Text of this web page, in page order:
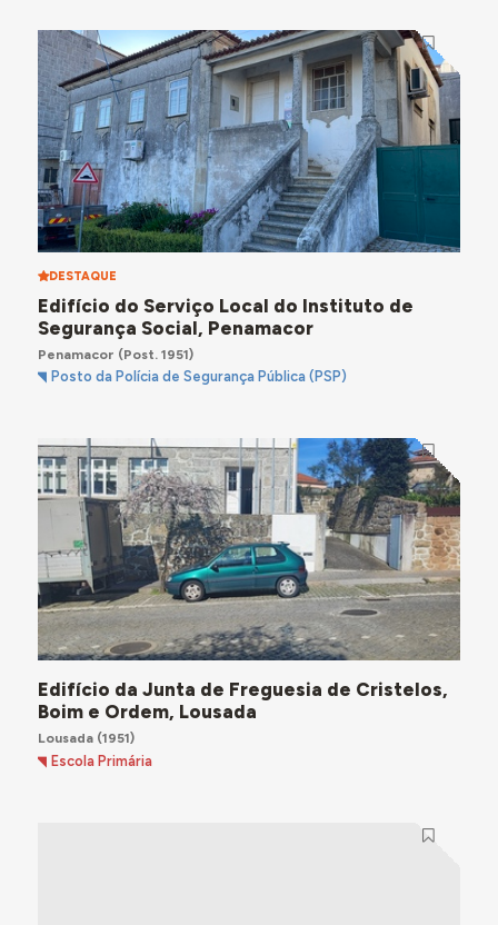
DESTAQUE
Edifício do Serviço Local do Instituto de
Segurança Social, Penamacor
Penamacor (Post. 1951)
Posto da Polícia de Segurança Pública (PSP)
Edifício da Junta de Freguesia de Cristelos,
Boim e Ordem, Lousada
Lousada(1951)
Escola Primária